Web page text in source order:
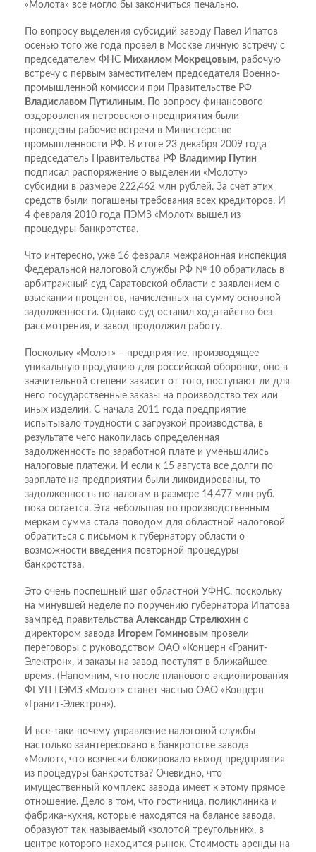
«Молота» все могло бы закончиться печально.
По вопросу выделения субсидий заводу Павел Ипатов
осенью того же года провел в Москве личную встречу с
председателем ФНС Михаилом Мокрецовым, рабочую
встречу с первым заместителем председателя Военно-
промышленной комиссии при Правительстве РФ
Владиславом Путилиным. По вопросу финансового
оздоровления петровского предприятия были
проведены рабочие встречи в Министерстве
промышленности РФ. В итоге 23 декабря 2009 года
председатель Правительства РФ Владимир Путин
подписал распоряжение о выделении «Молоту»
субсидии в размере 222,462 млн рублей. За счет этих
средств были погашены требования всех кредиторов. И
4 февраля 2010 года ПЭМЗ «Молот» вышел из
процедуры банкротства.
Что интересно, уже 16 февраля межрайонная инспекция
Федеральной налоговой службы РФ № 10 обратилась в
арбитражный суд Саратовской области с заявлением о
взыскании процентов, начисленных на сумму основной
задолженности. Однако суд оставил ходатайство без
рассмотрения, и завод продолжил работу.
Поскольку «Молот» – предприятие, производящее
уникальную продукцию для российской оборонки, оно в
значительной степени зависит от того, поступают ли для
него государственные заказы на производство тех или
иных изделий. С начала 2011 года предприятие
испытывало трудности с загрузкой производства, в
результате чего накопилась определенная
задолженность по заработной плате и уменьшились
налоговые платежи. И если к 15 августа все долги по
зарплате на предприятии были ликвидированы, то
задолженность по налогам в размере 14,477 млн руб.
пока остается. Эта небольшая по производственным
меркам сумма стала поводом для областной налоговой
обратиться с письмом к губернатору области о
возможности введения повторной процедуры
банкротства.
Это очень поспешный шаг областной УФНС, поскольку
на минувшей неделе по поручению губернатора Ипатова
зампред правительства Александр Стрелюхин с
директором завода Игорем Гоминовым провели
переговоры с руководством ОАО «Концерн «Гранит-
Электрон», и заказы на завод поступят в ближайшее
время. (Напомним, что после планового акционирования
ФГУП ПЭМЗ «Молот» станет частью ОАО «Концерн
«Гранит-Электрон»).
И все-таки почему управление налоговой службы
настолько заинтересовано в банкротстве завода
«Молот», что всячески блокировало выход предприятия
из процедуры банкротства? Очевидно, что
имущественный комплекс завода имеет к этому прямое
отношение. Дело в том, что гостиница, поликлиника и
фабрика-кухня, которые находятся на балансе завода,
образуют так называемый «золотой треугольник», в
центре которого находится рынок. Стоимость аренды на